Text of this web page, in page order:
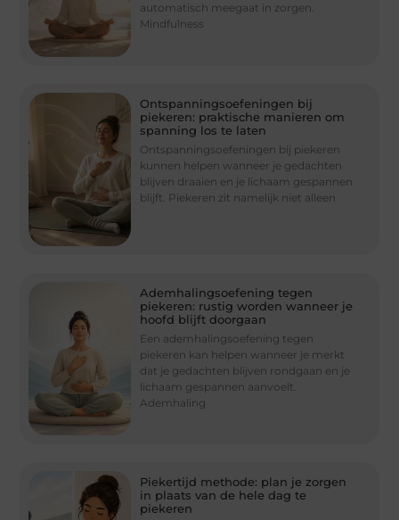
automatisch meegaat in zorgen.
Mindfulness
Ontspanningsoefeningen bij
piekeren: praktische manieren om
spanning los te laten
Ontspanningsoefeningen bij piekeren
kunnen helpen wanneer je gedachten
blijven draaien en je lichaam gespannen
blijft. Piekeren zit namelijk niet alleen
Ademhalingsoefening tegen
piekeren: rustig worden wanneer je
hoofd blijft doorgaan
Een ademhalingsoefening tegen
piekeren kan helpen wanneer je merkt
dat je gedachten blijven rondgaan en je
lichaam gespannen aanvoelt.
Ademhaling
Piekertijd methode: plan je zorgen
in plaats van de hele dag te
piekeren